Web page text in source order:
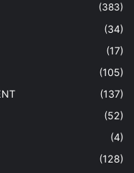
(383)
(34)
(17)
(105)
(137)
(52)
(4)
(128)